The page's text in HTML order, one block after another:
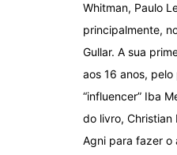
Whitman, Paulo
principalmente,
Gullar. A sua
aos 16 anos,
“influencer” Iba
do livro, Christian
Agni para fazer o